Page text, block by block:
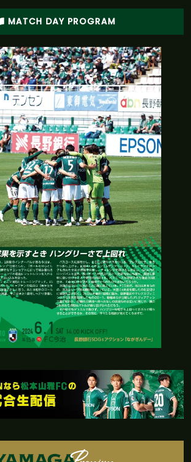
両チームのスターティングメンバー発表
松本の直近５試合は３勝１分け１敗。今治の直
近５試合は１勝０分け４敗。両者の過去対戦成
績は３勝１分け０敗と松本の勝ち越し
予想フォーメーションは４－２－３－１。直近
のリーグ戦からのスタメン変更は２人。野々
村、佐相が外れ、宮部、村越が入る
予想フォーメーションは４－４－２。直近の
リーグ戦からのスタメン変更は４人。小澤、市
原、竹内、日野が外れ、セランテス、梅木、福
森、横山が入る
MATCH DAY PROGRAM